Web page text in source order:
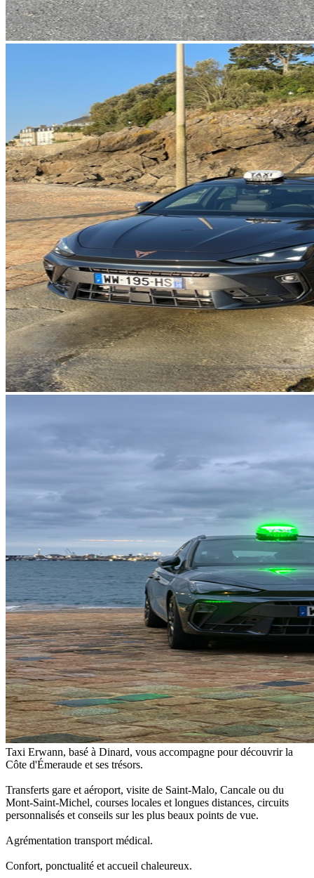
Taxi Erwann, basé à Dinard, vous accompagne pour découvrir la
Côte d'Émeraude et ses trésors.
Transferts gare et aéroport, visite de Saint-Malo, Cancale ou du
Mont-Saint-Michel, courses locales et longues distances, circuits
personnalisés et conseils sur les plus beaux points de vue.
Agrémentation transport médical.
Confort, ponctualité et accueil chaleureux.